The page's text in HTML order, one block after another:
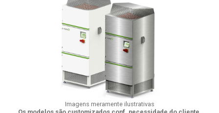
Imagens meramente ilustrativas